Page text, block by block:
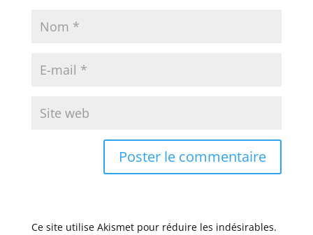
Ce site utilise Akismet pour réduire les indésirables.